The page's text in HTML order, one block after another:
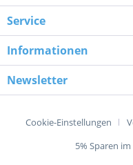
Service
Informationen
Newsletter
Cookie-Einstellungen
5% Sparen